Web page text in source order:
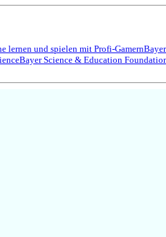
lernen und spielen mit Profi-Gamern
Bayer Science & Education